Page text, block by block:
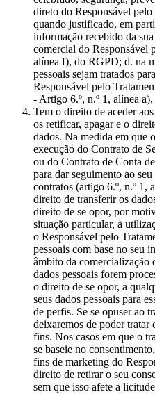
direto do Responsável
quando justificado, em
informação recebido da
comercial do Responsável
alínea f), do RGPD; d. na
pessoais sejam tratados
Responsável pelo
- Artigo 6.º, n.º 1, alínea
Tem o direito de aceder
os retificar, apagar e o
dados. Na medida em que
execução do Contrato de
ou do Contrato de Conta
para dar seguimento ao
contratos (artigo 6.º, n.º 1,
direito de transferir os
direito de se opor, por
situação particular, à
o Responsável pelo
pessoais com base no seu
âmbito da comercialização
dados pessoais forem
o direito de se opor, a
seus dados pessoais para
de perfis. Se se opuser ao
deixaremos de poder tratar
fins. Nos casos em que o
se baseie no
fins de marketing do
direito de retirar o seu
sem que isso afete a